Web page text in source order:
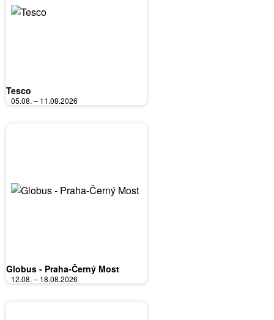
Tesco
05.08. – 11.08.2026
Globus - Praha-Černý Most
12.08. – 18.08.2026